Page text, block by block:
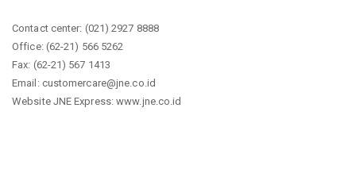
Contact center: (021) 2927 8888
Office: (62-21) 566 5262
Fax: (62-21) 567 1413
Email: customercare@jne.co.id
Website JNE Express: www.jne.co.id